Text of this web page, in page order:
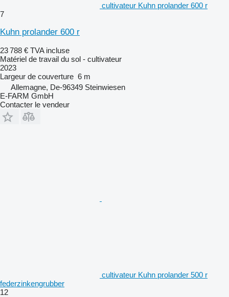
cultivateur Kuhn prolander 600 r
7
Kuhn prolander 600 r
23 788 € TVA incluse
Matériel de travail du sol - cultivateur
2023
Largeur de couverture 6 m
Allemagne, De-96349 Steinwiesen
E-FARM GmbH
Contacter le vendeur
cultivateur Kuhn prolander 500 r
federzinkengrubber
12